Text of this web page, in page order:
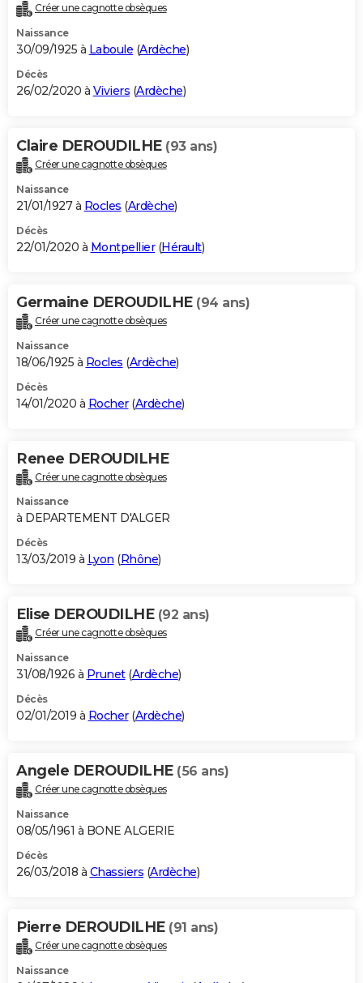
Créer une cagnotte obsèques
Naissance
30/09/1925 à Laboule (Ardèche)
Décès
26/02/2020 à Viviers (Ardèche)
Claire DEROUDILHE (93 ans)
Créer une cagnotte obsèques
Naissance
21/01/1927 à Rocles (Ardèche)
Décès
22/01/2020 à Montpellier(Hérault)
Germaine DEROUDILHE (94 ans)
Créer une cagnotte obsèques
Naissance
18/06/1925 à Rocles (Ardèche)
Décès
14/01/2020 à Rocher(Ardèche)
Renee DEROUDILHE
Créer une cagnotte obsèques
Naissance
à DEPARTEMENT D'ALGER
Décès
13/03/2019 à Lyon (Rhône)
Elise DEROUDILHE (92 ans)
Créer une cagnotte obsèques
Naissance
31/08/1926 à Prunet(Ardèche)
Décès
02/01/2019 à Rocher(Ardèche)
Angele DEROUDILHE (56 ans)
Créer une cagnotte obsèques
Naissance
08/05/1961 à BONE ALGERIE
Décès
26/03/2018 à Chassiers (Ardèche)
Pierre DEROUDILHE (91 ans)
Créer une cagnotte obsèques
Naissance